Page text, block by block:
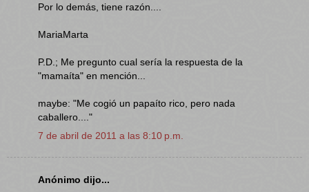
Por lo demás, tiene razón....
MariaMarta
P.D.; Me pregunto cual sería la respuesta de la
"mamaíta" en mención...
maybe: "Me cogió un papaíto rico, pero nada
caballero...."
7 de abril de 2011 a las 8:10 p.m.
Anónimo dijo...